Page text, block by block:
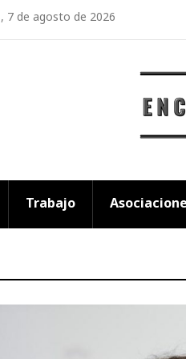
7 de agosto de 2026
Trabajo